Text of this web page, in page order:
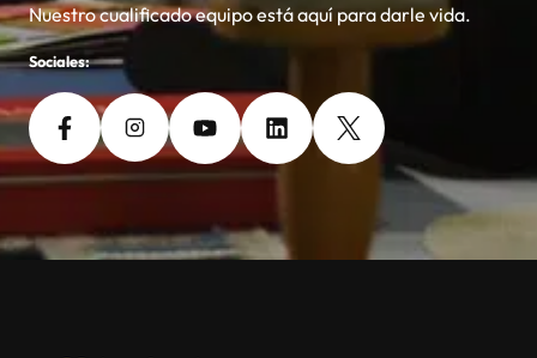
Nuestro cualificado equipo está aquí para darle vida.
Sociales: